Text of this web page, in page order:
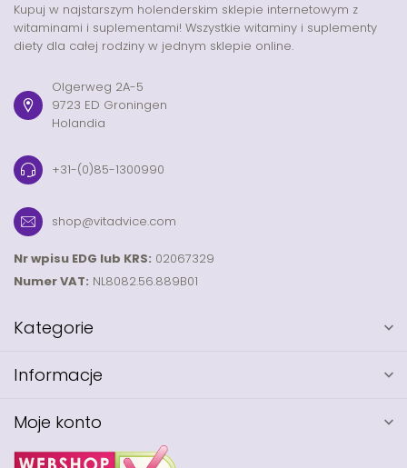
Kupuj w najstarszym holenderskim sklepie internetowym z
witaminami i suplementami! Wszystkie witaminy i suplementy
diety dla całej rodziny w jednym sklepie online.
Olgerweg 2A-5
9723 ED Groningen
Holandia
+31-(0)85-1300990
shop@vitadvice.com
Nr wpisu EDG lub KRS: 02067329
Numer VAT: NL8082.56.889B01
Kategorie
Informacje
Moje konto